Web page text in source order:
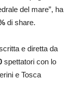
del mare”, ha
di share.
e diretta da
spettatori con lo
e Tosca